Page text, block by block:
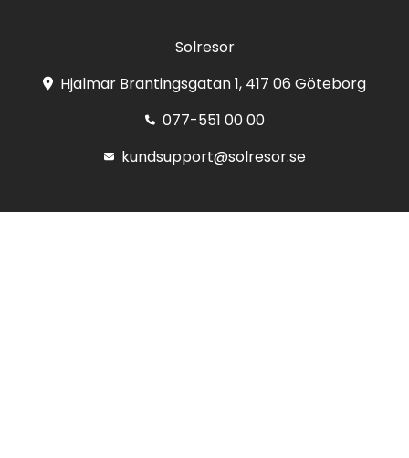
Solresor
Hjalmar Brantingsgatan 1, 417 06 Göteborg
077-551 00 00
kundsupport@solresor.se